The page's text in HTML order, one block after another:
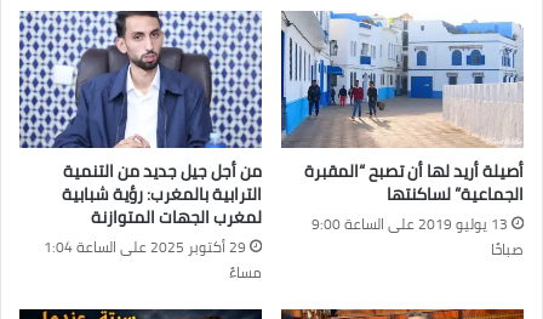
أصيلة أريد لها أن تصبح “المقبرة
الجماعية” لساكنتها
13 يوليو 2019 على الساعة 9:00
صباحًا
من أجل جيل جديد من التنمية
الترابية بالمغرب: رؤية شبابية
لمغرب الجهات المتوازنة
29 أكتوبر 2025 على الساعة 1:04
مساءً